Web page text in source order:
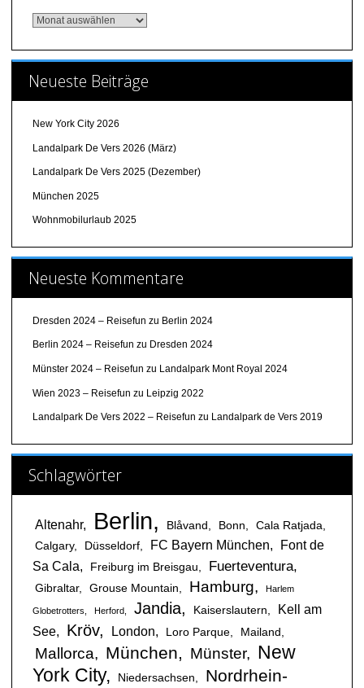
Archiv
Neueste Beiträge
New York City 2026
Landalpark De Vers 2026 (März)
Landalpark De Vers 2025 (Dezember)
München 2025
Wohnmobilurlaub 2025
Neueste Kommentare
Dresden 2024 – Reisefun zu Berlin 2024
Berlin 2024 – Reisefun zu Dresden 2024
Münster 2024 – Reisefun zu Landalpark Mont Royal 2024
Wien 2023 – Reisefun zu Leipzig 2022
Landalpark De Vers 2022 – Reisefun zu Landalpark de Vers 2019
Schlagwörter
Altenahr Berlin Blåvand Bonn
Cala Ratjada
Calgary
Düsseldorf FC Bayern München
Font de
Sa Cala
Freiburg im Breisgau Fuerteventura
Gibraltar Grouse Mountain Hamburg Harlem
Globetrotters Herford Jandia Kaiserslautern
Kell am
See
Kröv London Loro Parque Mailand
Mallorca München Münster
New
York City
Niedersachsen
Nordrhein-